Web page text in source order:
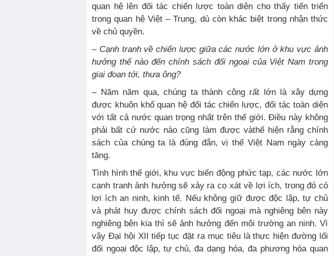
quan hệ lên đối tác chiến lược toàn diện cho thấy tiến triển
trong quan hệ Việt – Trung, dù còn khác biệt trong nhận thức
về chủ quyền.
– Cạnh tranh về chiến lược giữa các nước lớn ở khu vực ảnh
hưởng thế nào đến chính sách đối ngoại của Việt Nam trong
giai đoạn tới, thưa ông?
– Năm năm qua, chúng ta thành công rất lớn là xây dựng
được khuôn khổ quan hệ đối tác chiến lược, đối tác toàn diện
với tất cả nước quan trọng nhất trên thế giới. Điều này không
phải bất cứ nước nào cũng làm được vàthể hiện rằng chính
sách của chúng ta là đúng đắn, vị thế Việt Nam ngày càng
tăng.
Tình hình thế giới, khu vực biến động phức tạp, các nước lớn
cạnh tranh ảnh hưởng sẽ xảy ra cọ xát về lợi ích, trong đó có
lợi ích an ninh, kinh tế. Nếu không giữ được độc lập, tự chủ
và phát huy được chính sách đối ngoại mà nghiêng bên này
nghiêng bên kia thì sẽ ảnh hưởng đến môi trường an ninh. Vì
vậy Đại hội XII tiếp tục đặt ra mục tiêu là thực hiện đường lối
đối ngoại độc lập, tự chủ, đa dạng hóa, đa phương hóa quan